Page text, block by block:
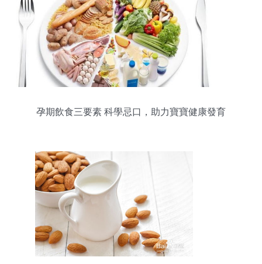
孕期飲食三要素 科學忌口，助力寶寶健康發育